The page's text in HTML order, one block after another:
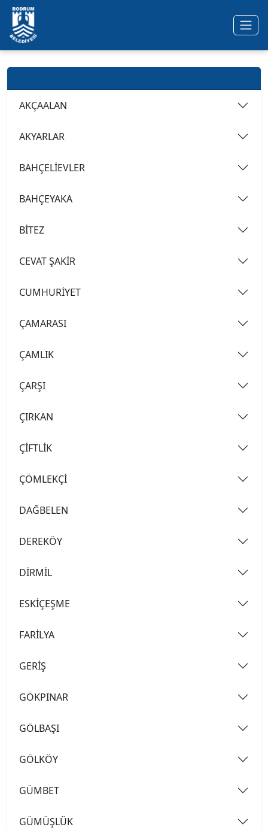
Ana içeriğe geç
AKÇAALAN
AKYARLAR
BAHÇELİEVLER
BAHÇEYAKA
BİTEZ
CEVAT ŞAKİR
CUMHURİYET
ÇAMARASI
ÇAMLIK
ÇARŞI
ÇIRKAN
ÇİFTLİK
ÇÖMLEKÇİ
DAĞBELEN
DEREKÖY
DİRMİL
ESKİÇEŞME
FARİLYA
GERİŞ
GÖKPINAR
GÖLBAŞI
GÖLKÖY
GÜMBET
GÜMÜŞLÜK